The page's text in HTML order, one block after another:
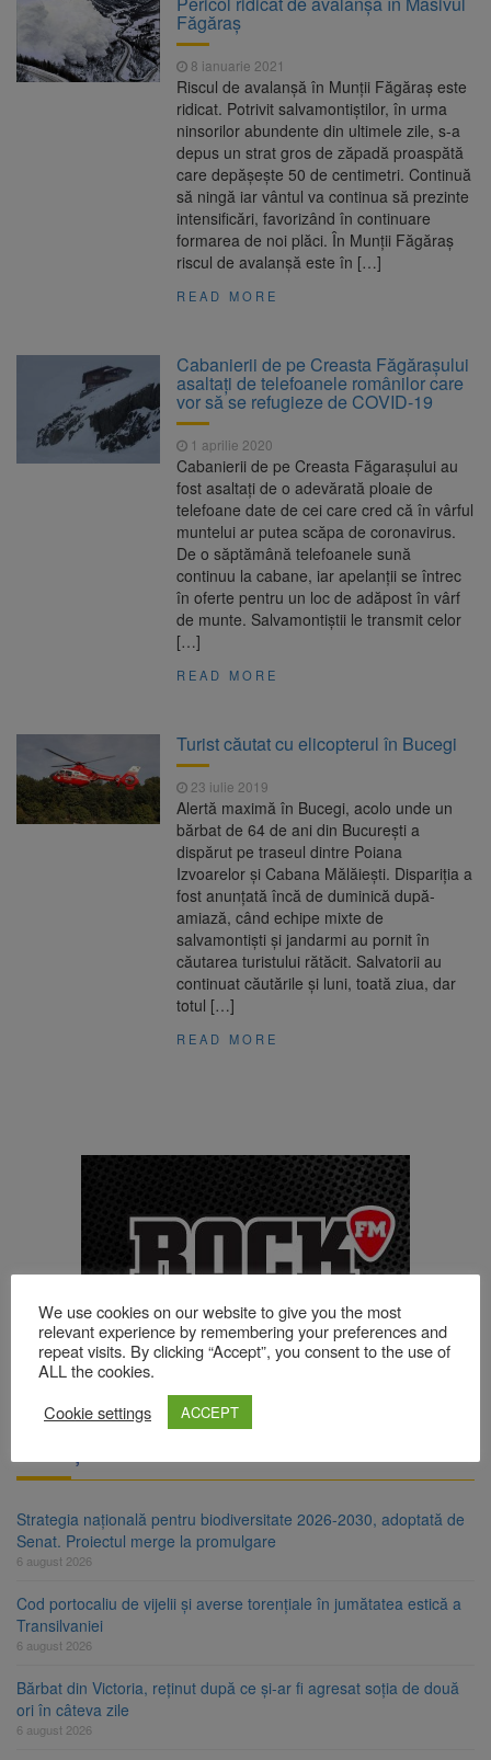
Ormeniș
6 august 2026
AUR a lansat platforma
suspeND.ro pentru urmărirea inițiativei de
suspendare a președintelui Nicușor Dan
Înalta Curte analizează
dosarul lui Călin Georgescu și Horațiu Potra.
Judecătorii decid dacă începe procesul
Strategia națională pentru
biodiversitate 2026-2030, adoptată de Senat.
Proiectul merge la promulgare
Făgăraș
8 ianuarie 2021
Riscul de avalanșă în Munții Făgăraș este
ridicat. Potrivit salvamontiștilor, în urma
ninsorilor abundente din ultimele zile, s-a
depus un strat gros de zăpadă proaspătă
care depășește 50 de centimetri. Continuă
să ningă iar vântul va continua să prezinte
intensificări, favorizând în continuare
formarea de noi plăci. În Munții Făgăraș
riscul de avalanșă este în […]
READ MORE
Cabanierii de pe Creasta Făgărașului
asaltați de telefoanele românilor care
vor să se refugieze de COVID-19
1 aprilie 2020
Cabanierii de pe Creasta Făgarașului au
fost asaltați de o adevărată ploaie de
telefoane date de cei care cred că în vârful
muntelui ar putea scăpa de coronavirus.
De o săptămână telefoanele sună
continuu la cabane, iar apelanții se întrec
în oferte pentru un loc de adăpost în vârf
de munte. Salvamontiștii le transmit celor
[…]
READ MORE
Turist căutat cu elicopterul în Bucegi
23 iulie 2019
Alertă maximă în Bucegi, acolo unde un
bărbat de 64 de ani din București a
dispărut pe traseul dintre Poiana
Izvoarelor și Cabana Mălăiești. Dispariția a
fost anunțată încă de duminică după-
amiază, când echipe mixte de
salvamontiști și jandarmi au pornit în
căutarea turistului rătăcit. Salvatorii au
continuat căutările și luni, toată ziua, dar
totul […]
READ MORE
Strategia națională pentru biodiversitate 2026-2030, adoptată de
Senat. Proiectul merge la promulgare
6 august 2026
Cod portocaliu de vijelii și averse torențiale în jumătatea estică a
Transilvaniei
6 august 2026
Bărbat din Victoria, reținut după ce și-ar fi agresat soția de două
ori în câteva zile
6 august 2026
We use cookies on our website to give you the most
relevant experience by remembering your preferences and
repeat visits. By clicking “Accept”, you consent to the use of
ALL the cookies.
Cookie settings
ACCEPT